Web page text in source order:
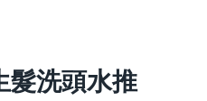
髮洗頭水推